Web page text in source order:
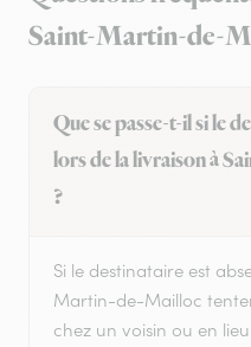
Saint-Martin-de-
Que se passe-t-il si le
lors de la livraison à
?
Si le destinataire est
Martin-de-Mailloc
chez un voisin ou en